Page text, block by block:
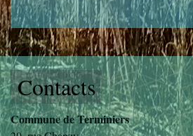
Contacts
Commune de Terminiers